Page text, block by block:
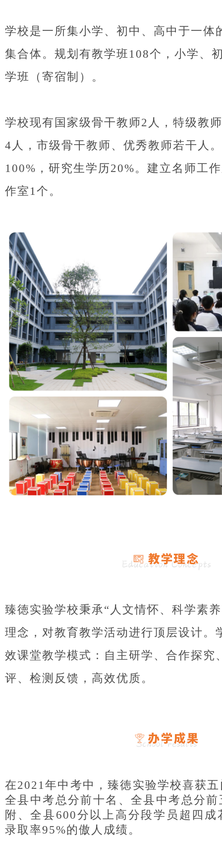
学校是一所集小学、初中、高中于一体
集合体。规划有教学班108个，小学、
学班（寄宿制）。
学校现有国家级骨干教师2人，特级教
4人，市级骨干教师、优秀教师若干人
100%，研究生学历20%。建立名师工
作室1个。
臻徳实验学校秉承“人文情怀、科学素
理念，对教育教学活动进行顶层设计。
效课堂教学模式：自主研学、合作探究
评、检测反馈，高效优质。
在2021年中考中，臻徳实验学校喜获
全县中考总分前十名、全县中考总分
附、全县600分以上高分段学员超四
录取率95%的傲人成绩。